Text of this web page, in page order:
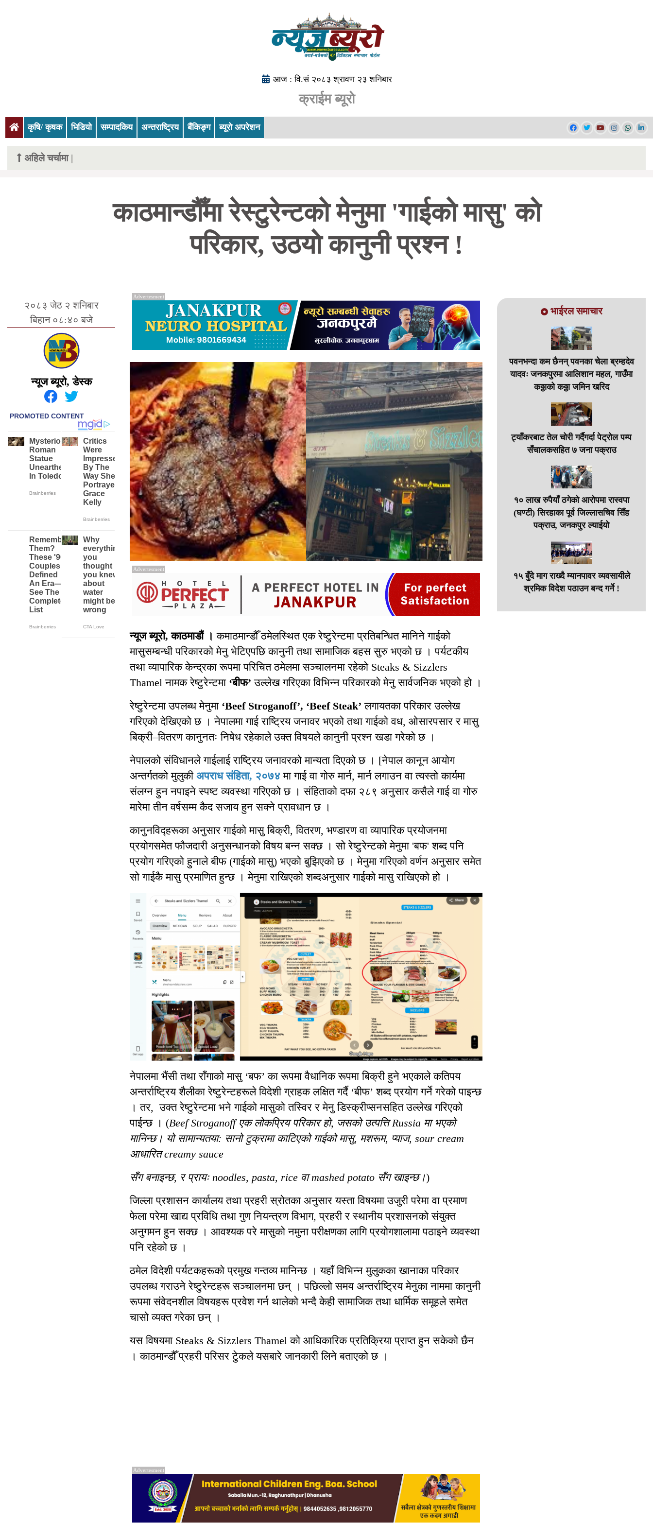
आज : वि.सं २०८३ श्रावण २३ शनिबार
क्राईम ब्यूरो
(current)
कृषि/ कृषक भिडियो सम्पादकिय अन्तराष्ट्रिय बैंकिङ्ग ब्यूरो अपरेशन
अहिले चर्चामा |
काठमान्डौँमा रेस्टुरेन्टको मेनुमा 'गाईको मासु' को
परिकार, उठयो कानुनी प्रश्न !
२०८३ जेठ २ शनिबार
बिहान ०८:४० बजे
न्यूज ब्यूरो, डेस्क
Advertesment
Advertesment
न्यूज ब्यूरो, काठमाडौं ।कमाठमान्डौँ ठमेलस्थित एक रेष्टुरेन्टमा प्रतिबन्धित मानिने गाईको
मासुसम्बन्धी परिकारको मेनु भेटिएपछि कानुनी तथा सामाजिक बहस सुरु भएको छ । पर्यटकीय
तथा व्यापारिक केन्द्रका रूपमा परिचित ठमेलमा सञ्चालनमा रहेको Steaks & Sizzlers
Thamel नामक रेष्टुरेन्टमा ‘बीफ’ उल्लेख गरिएका विभिन्न परिकारको मेनु सार्वजनिक भएको हो ।
रेष्टुरेन्टमा उपलब्ध मेनुमा ‘Beef Stroganoff’, ‘Beef Steak’ लगायतका परिकार उल्लेख
गरिएको देखिएको छ । नेपालमा गाई राष्ट्रिय जनावर भएको तथा गाईको वध, ओसारपसार र मासु
बिक्री–वितरण कानुनतः निषेध रहेकाले उक्त विषयले कानुनी प्रश्न खडा गरेको छ ।
नेपालको संविधानले गाईलाई राष्ट्रिय जनावरको मान्यता दिएको छ । [नेपाल कानून आयोग
अन्तर्गतको मुलुकी अपराध संहिता, २०७४मा गाई वा गोरु मार्न, मार्न लगाउन वा त्यस्तो कार्यमा
संलग्न हुन नपाइने स्पष्ट व्यवस्था गरिएको छ । संहिताको दफा २८९ अनुसार कसैले गाई वा गोरु
मारेमा तीन वर्षसम्म कैद सजाय हुन सक्ने प्रावधान छ ।
कानुनविद्हरूका अनुसार गाईको मासु बिक्री, वितरण, भण्डारण वा व्यापारिक प्रयोजनमा
प्रयोगसमेत फौजदारी अनुसन्धानको विषय बन्न सक्छ । सो रेष्टुरेन्टको मेनुमा 'बफ' शब्द पनि
प्रयोग गरिएको हुनाले बीफ (गाईको मासु) भएको बुझिएको छ । मेनुमा गरिएको वर्णन अनुसार समेत
सो गाईकै मासु प्रमाणित हुन्छ । मेनुमा राखिएको शब्दअनुसार गाईको मासु राखिएको हो ।
नेपालमा भैंसी तथा राँगाको मासु ‘बफ’ का रूपमा वैधानिक रूपमा बिक्री हुने भएकाले कतिपय
अन्तर्राष्ट्रिय शैलीका रेष्टुरेन्टहरूले विदेशी ग्राहक लक्षित गर्दै ‘बीफ’ शब्द प्रयोग गर्ने गरेको पाइन्छ
। तर, उक्त रेष्टुरेन्टमा भने गाईको मासुको तस्विर र मेनु डिस्क्रीप्सनसहित उल्लेख गरिएको
पाईन्छ । (Beef Stroganoff एक लोकप्रिय परिकार हो, जसको उत्पत्ति Russia मा भएको
मानिन्छ। यो सामान्यतया: सानो टुक्रामा काटिएको गाईको मासु, मशरूम, प्याज, sour cream
आधारित creamy sauce
सँग बनाइन्छ, र प्रायः noodles, pasta, rice वा mashed potato सँग खाइन्छ।)
जिल्ला प्रशासन कार्यालय तथा प्रहरी स्रोतका अनुसार यस्ता विषयमा उजुरी परेमा वा प्रमाण
फेला परेमा खाद्य प्रविधि तथा गुण नियन्त्रण विभाग, प्रहरी र स्थानीय प्रशासनको संयुक्त
अनुगमन हुन सक्छ । आवश्यक परे मासुको नमुना परीक्षणका लागि प्रयोगशालामा पठाइने व्यवस्था
पनि रहेको छ ।
ठमेल विदेशी पर्यटकहरूको प्रमुख गन्तव्य मानिन्छ । यहाँ विभिन्न मुलुकका खानाका परिकार
उपलब्ध गराउने रेष्टुरेन्टहरू सञ्चालनमा छन् । पछिल्लो समय अन्तर्राष्ट्रिय मेनुका नाममा कानुनी
रूपमा संवेदनशील विषयहरू प्रवेश गर्न थालेको भन्दै केही सामाजिक तथा धार्मिक समूहले समेत
चासो व्यक्त गरेका छन् ।
यस विषयमा Steaks & Sizzlers Thamel को आधिकारिक प्रतिक्रिया प्राप्त हुन सकेको छैन
। काठमान्डौँ प्रहरी परिसर टेुकले यसबारे जानकारी लिने बताएको छ ।
Advertesment
भाईरल समाचार
पवनभन्दा कम छैनन् पवनका चेला ब्रम्हदेव
यादवः जनकपुरमा आलिशान महल, गाउँमा
कठ्ठाको कठ्ठा जमिन खरिद
ट्याँकरबाट तेल चोरी गर्दैगर्दा पेट्रोल पम्प
सँचालकसहित ७ जना पक्राउ
१० लाख रुपैयाँ ठगेको आरोपमा रास्वपा
(घण्टी) सिरहाका पूर्व जिल्लासचिव सिँह
पक्राउ, जनकपुर ल्याईयो
१५ बुँदे माग राख्दै म्यानपावर व्यवसायीले
श्रमिक विदेश पठाउन बन्द गर्ने !